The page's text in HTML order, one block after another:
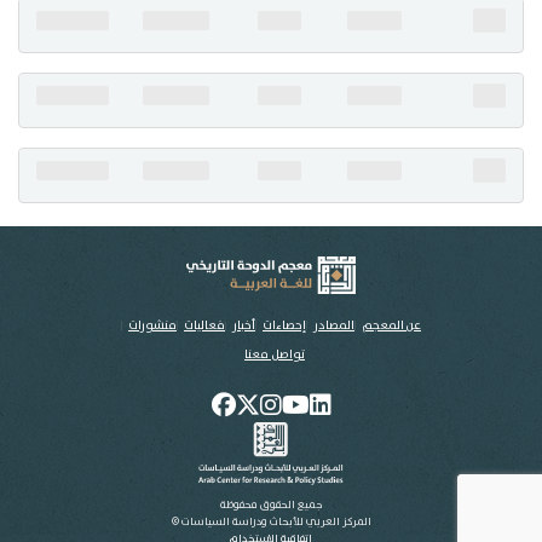
عن المعجم المصادر إحصاءات أخبار فعاليات منشورات
تواصل معنا
جميع الحقوق محفوظة
المركز العربي للأبحاث ودراسة السياسات ©